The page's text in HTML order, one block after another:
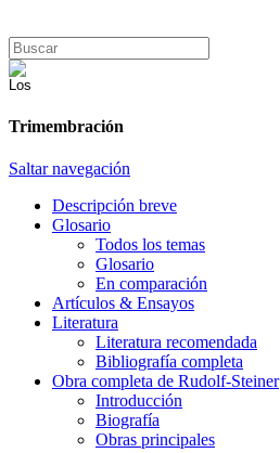
Trimembración
Saltar navegación
Descripción breve
Glosario
Todos los temas
Glosario
En comparación
Artículos & Ensayos
Literatura
Literatura recomendada
Bibliografía completa
Obra completa de Rudolf-Steiner
Introducción
Biografía
Obras principales